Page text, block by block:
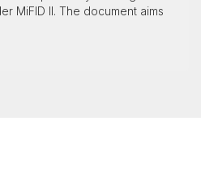
MiFID II. The document aims